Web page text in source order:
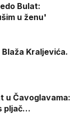
Bulat:
u ženu'
Kraljevića.
u Čavoglavama:
pljač…